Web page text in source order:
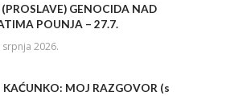
GENOCIDA NAD
POUNJA – 27.7.
srpnja 2026.
KAĆUNKO: MOJ RAZGOVOR (s